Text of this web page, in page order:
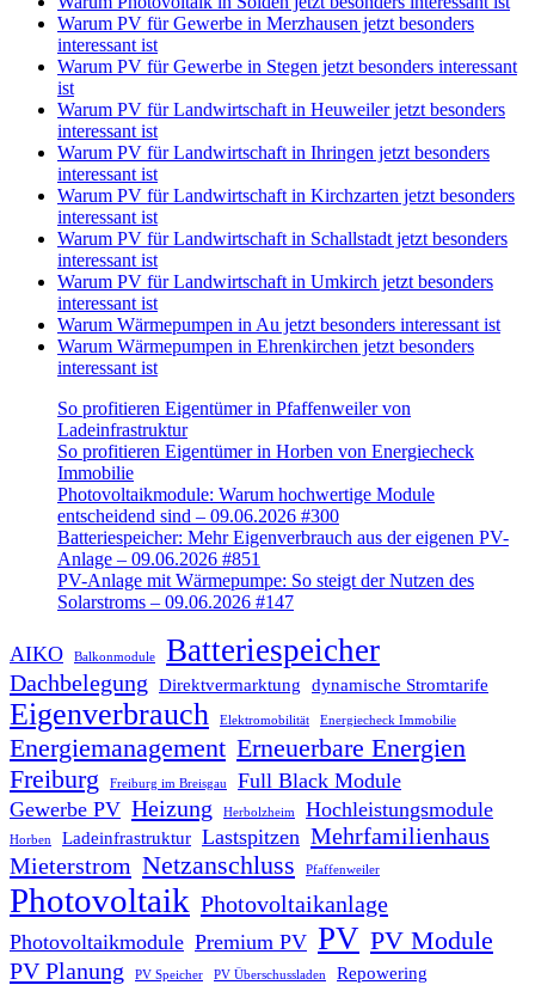
Warum PV für Gewerbe in Merzhausen jetzt besonders
interessant ist
Warum PV für Gewerbe in Stegen jetzt besonders interessant
ist
Warum PV für Landwirtschaft in Heuweiler jetzt besonders
interessant ist
Warum PV für Landwirtschaft in Ihringen jetzt besonders
interessant ist
Warum PV für Landwirtschaft in Kirchzarten jetzt besonders
interessant ist
Warum PV für Landwirtschaft in Schallstadt jetzt besonders
interessant ist
Warum PV für Landwirtschaft in Umkirch jetzt besonders
interessant ist
Warum Wärmepumpen in Au jetzt besonders interessant ist
Warum Wärmepumpen in Ehrenkirchen jetzt besonders
interessant ist
So profitieren Eigentümer in Pfaffenweiler von
Ladeinfrastruktur
So profitieren Eigentümer in Horben von Energiecheck
Immobilie
Photovoltaikmodule: Warum hochwertige Module
entscheidend sind – 09.06.2026 #300
Batteriespeicher: Mehr Eigenverbrauch aus der eigenen PV-
Anlage – 09.06.2026 #851
PV-Anlage mit Wärmepumpe: So steigt der Nutzen des
Solarstroms – 09.06.2026 #147
AIKO Balkonmodule Batteriespeicher
Dachbelegung Direktvermarktung dynamische Stromtarife
Eigenverbrauch Elektromobilität Energiecheck Immobilie
Energiemanagement Erneuerbare Energien
Freiburg
Freiburg im Breisgau
Full Black Module
Gewerbe PV Heizung Herbolzheim Hochleistungsmodule
Horben Ladeinfrastruktur Lastspitzen Mehrfamilienhaus
Mieterstrom Netzanschluss Pfaffenweiler
Photovoltaik Photovoltaikanlage
Photovoltaikmodule Premium PV PV PV Module
PV Planung PV Speicher PV Überschussladen Repowering